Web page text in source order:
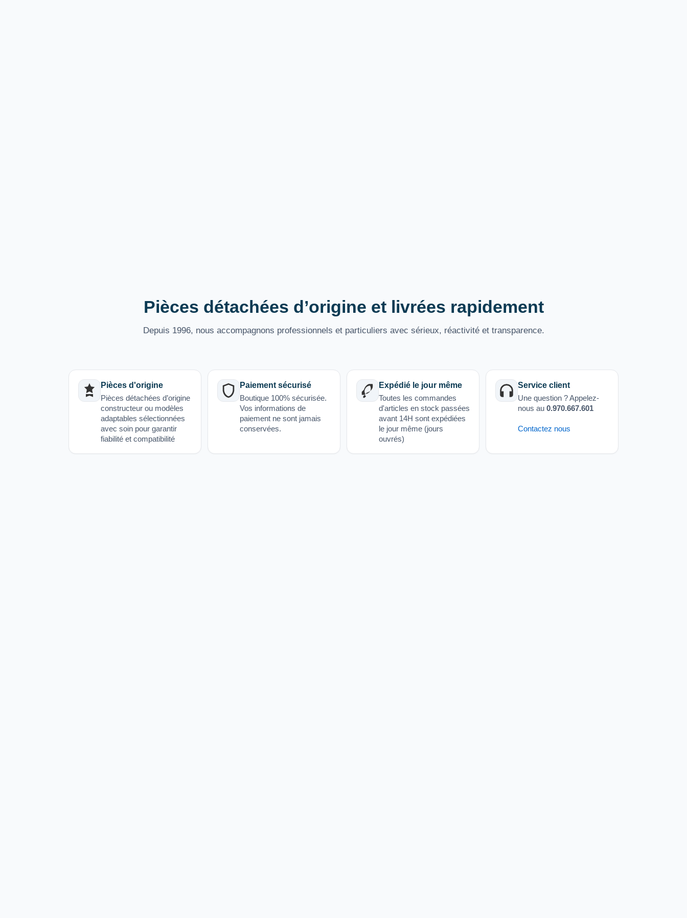
Pièces détachées d’origine et livrées rapidement
Depuis 1996, nous accompagnons professionnels et particuliers avec sérieux, réactivité et transparence.
Pièces d'origine
Pièces détachées d’origine
constructeur ou modèles
adaptables sélectionnées
avec soin pour garantir
fiabilité et compatibilité
Paiement sécurisé
Boutique 100% sécurisée.
Vos informations de
paiement ne sont jamais
conservées.
Expédié le jour même
Toutes les commandes
d'articles en stock passées
avant 14H sont expédiées
le jour même (jours
ouvrés)
Service client
Une question ? Appelez-
nous au 0.970.667.601
Contactez nous